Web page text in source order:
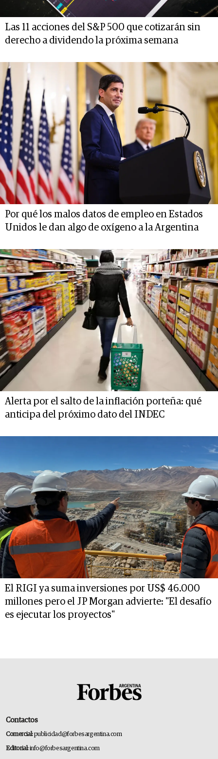
Las 11 acciones del S&P 500 que cotizarán sin
derecho a dividendo la próxima semana
Por qué los malos datos de empleo en Estados
Unidos le dan algo de oxígeno a la Argentina
Alerta por el salto de la inflación porteña: qué
anticipa del próximo dato del INDEC
El RIGI ya suma inversiones por US$ 46.000
millones pero el JP Morgan advierte: "El desafío
es ejecutar los proyectos"
Contactos
Comercial:publicidad@forbesargentina.com
Editorial:info@forbesargentina.com